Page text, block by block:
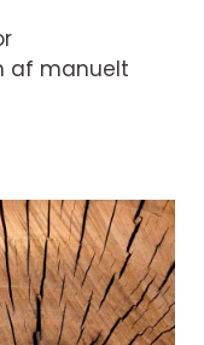
af manuelt